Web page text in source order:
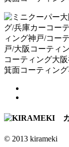
© 2013 kirameki